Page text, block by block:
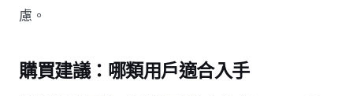
慮。
購買建議：哪類用戶適合入手